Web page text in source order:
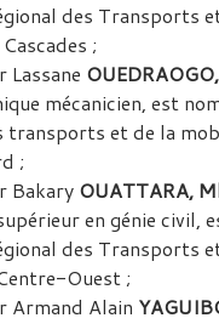
des Transports
;
Lassane
mécanicien, est
transports et de la
;
Bakary OUATTARA,
en génie civil,
des Transports
Ouest ;
Armand Alain